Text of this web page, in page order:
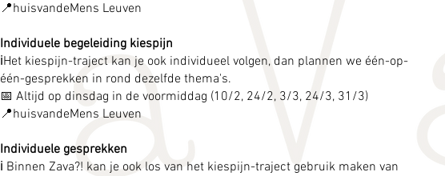
📍huisvandeMens Leuven
Individuele begeleiding kiespijn
ℹ️Het kiespijn-traject kan je ook individueel volgen, dan plannen we één-op-
één-gesprekken in rond dezelfde thema's.
📅 Altijd op dinsdag in de voormiddag (10/2, 24/2, 3/3, 24/3, 31/3)
📍huisvandeMens Leuven
Individuele gesprekken
ℹ️ Binnen Zava?! kan je ook los van het kiespijn-traject gebruik maken van